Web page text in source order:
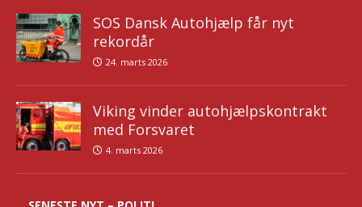
SOS Dansk Autohjælp får nyt
rekordår
24. marts 2026
Viking vinder autohjælpskontrakt
med Forsvaret
4. marts 2026